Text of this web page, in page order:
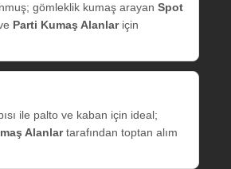
gömleklik kumaş arayan Spot
Parti Kumaş Alanlariçin
ile palto ve kaban için ideal;
Alanlartarafından toptan alım